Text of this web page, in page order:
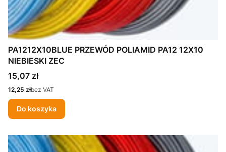
PA1212X10BLUE PRZEWÓD POLIAMID PA12 12X10
NIEBIESKI ZEC
Cena
15,07 zł
Cena
12,25 złbez VAT
Do koszyka